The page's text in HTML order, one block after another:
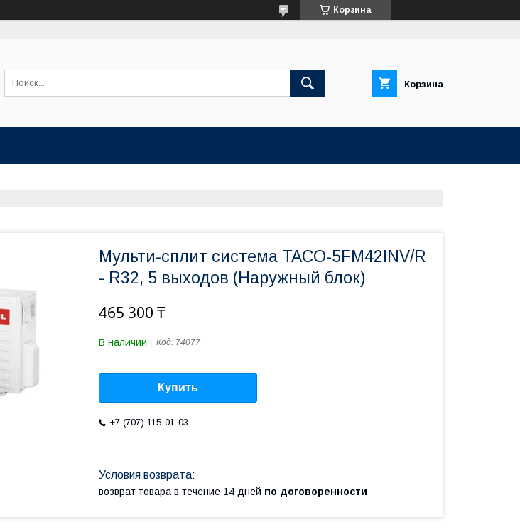
Корзина
Корзина
Мульти-сплит система TACO-5FM42INV/R
- R32, 5 выходов (Наружный блок)
465 300 ₸
В наличии Код: 74077
Купить
+7 (707) 115-01-03
возврат товара в течение 14 дней по договоренности